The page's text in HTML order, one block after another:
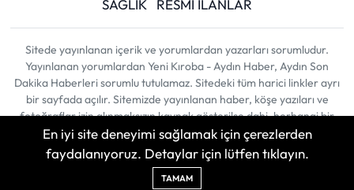
SAĞLIK
RESMİ İLANLAR
Sitede yayınlanan içerik ve yorumlardan yazarları sorumludur.
Yayınlanan yorumlardan Yeni Kıroba - Aydın Haber, Aydın Son
Dakika Haberleri sorumlu tutulamaz. Sitedeki tüm harici linkler ayrı
bir sayfada açılır. Sitemizde yayınlanan haber, köşe yazıları ve
fotoğraflar izin alınmaksızın kaynak gösterilse dahi, herhangi bir
ortamda kullanılamaz ve yayınlanamaz
| Copyright © 2026
En iyi site deneyimi sağlamak için çerezlerden
faydalanıyoruz. Detaylar için lütfen tıklayın.
TAMAM